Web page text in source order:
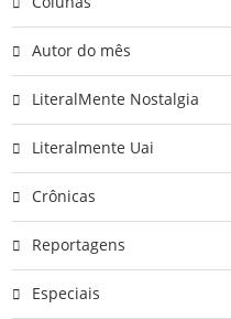
Autor do mês
LiteralMente Nostalgia
Literalmente Uai
Crônicas
Reportagens
Especiais